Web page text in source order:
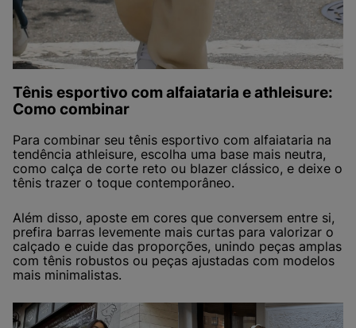
Tênis esportivo com alfaiataria e athleisure:
Como combinar
Para combinar seu tênis esportivo com alfaiataria na
tendência athleisure, escolha uma base mais neutra,
como calça de corte reto ou blazer clássico, e deixe o
tênis trazer o toque contemporâneo.
Além disso, aposte em cores que conversem entre si,
prefira barras levemente mais curtas para valorizar o
calçado e cuide das proporções, unindo peças amplas
com tênis robustos ou peças ajustadas com modelos
mais minimalistas.